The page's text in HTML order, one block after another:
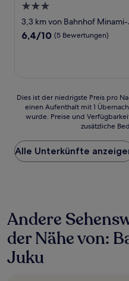
3.0-
Sterne-
Unterkunft
3,3 km von Bahnhof
6.4
6,4/10 (5 Bewertungen)
Dies
der
Preis
pro
Nacht,
24 Stunden
für
einen
Aufenthalt
mit
Dies ist der niedrigste Preis pro
einen Aufenthalt mit 1
wurde. Preise und
zusätzliche
Alle Unterkünfte
Andere
der Nähe von:
Juku